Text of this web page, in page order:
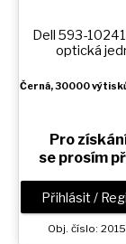
Dell 593-
optická
Černá, 30000
Pro
se prosím
Přihlásit /
Obj. číslo: